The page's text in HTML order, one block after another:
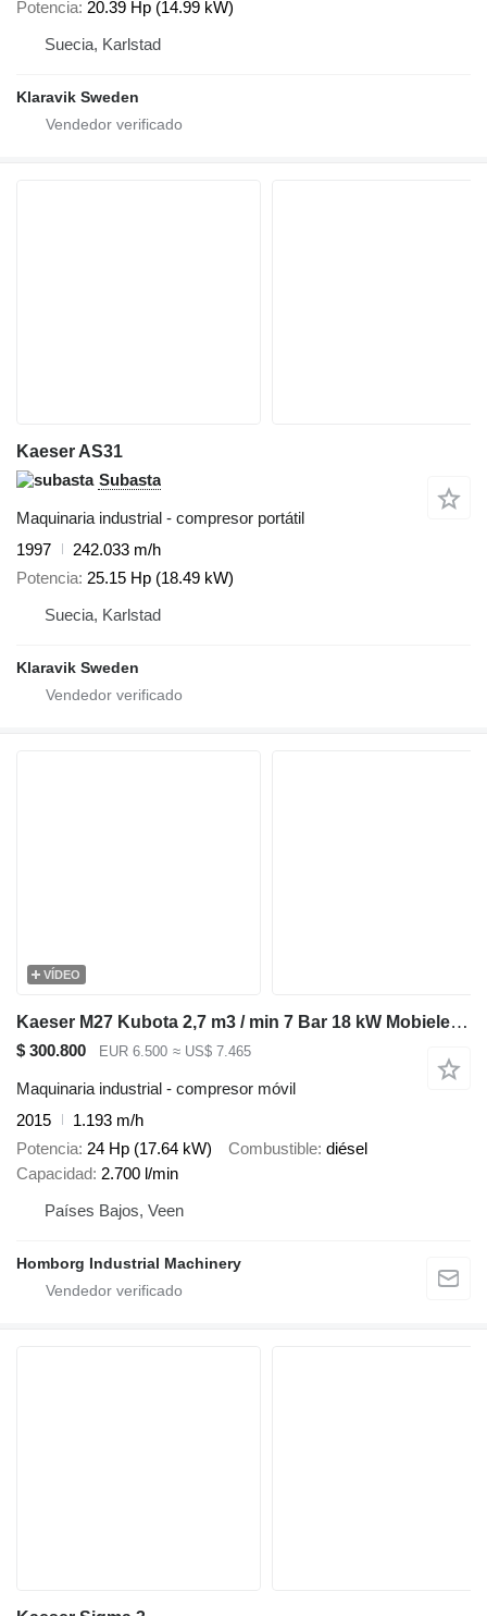
Potencia 20.39 Hp (14.99 kW)
Suecia, Karlstad
Klaravik Sweden
Kaeser AS31
Subasta
Maquinaria industrial - compresor portátil
1997
242.033 m/h
Potencia 25.15 Hp (18.49 kW)
Suecia, Karlstad
Klaravik Sweden
VÍDEO
Kaeser M27 Kubota 2,7 m3 / min 7 Bar 18 kW Mobiele Silent Diesel Compre
$ 300.800 EUR 6.500 ≈ US$ 7.465
Maquinaria industrial - compresor móvil
2015
1.193 m/h
Potencia 24 Hp (17.64 kW) Combustible diésel
Capacidad 2.700 l/min
Países Bajos, Veen
Homborg Industrial Machinery